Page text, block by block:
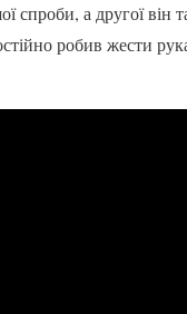
спроби, а другої він
робив жести